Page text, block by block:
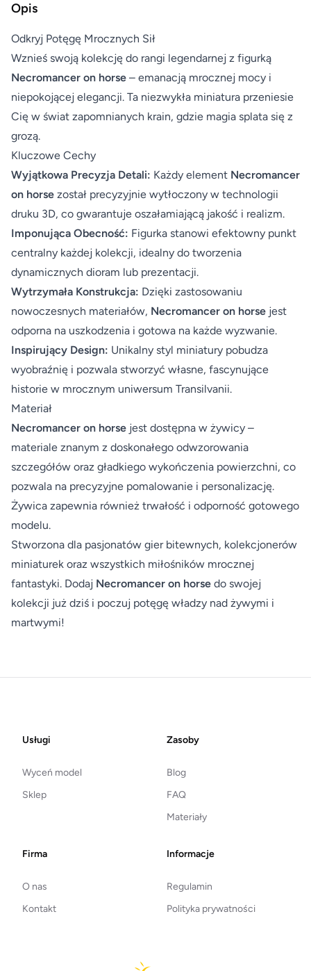
Opis
Odkryj Potęgę Mrocznych Sił
Wznieś swoją kolekcję do rangi legendarnej z figurką
Necromancer on horse – emanacją mrocznej mocy i
niepokojącej elegancji. Ta niezwykła miniatura przeniesie
Cię w świat zapomnianych krain, gdzie magia splata się z
grozą.
Kluczowe Cechy
Wyjątkowa Precyzja Detali: Każdy element Necromancer
on horse został precyzyjnie wytłoczony w technologii
druku 3D, co gwarantuje oszałamiającą jakość i realizm.
Imponująca Obecność: Figurka stanowi efektowny punkt
centralny każdej kolekcji, idealny do tworzenia
dynamicznych dioram lub prezentacji.
Wytrzymała Konstrukcja: Dzięki zastosowaniu
nowoczesnych materiałów, Necromancer on horse jest
odporna na uszkodzenia i gotowa na każde wyzwanie.
Inspirujący Design: Unikalny styl miniatury pobudza
wyobraźnię i pozwala stworzyć własne, fascynujące
historie w mrocznym uniwersum Transilvanii.
Materiał
Necromancer on horse jest dostępna w żywicy –
materiale znanym z doskonałego odwzorowania
szczegółów oraz gładkiego wykończenia powierzchni, co
pozwala na precyzyjne pomalowanie i personalizację.
Żywica zapewnia również trwałość i odporność gotowego
modelu.
Stworzona dla pasjonatów gier bitewnych, kolekcjonerów
miniaturek oraz wszystkich miłośników mrocznej
fantastyki. Dodaj Necromancer on horse do swojej
kolekcji już dziś i poczuj potęgę władzy nad żywymi i
martwymi!
FooterUsługi
Wyceń model
Sklep
Zasoby
Blog
FAQ
Materiały
Firma
O nas
Kontakt
Informacje
Regulamin
Polityka prywatności